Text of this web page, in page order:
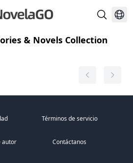
& Novels Collection
Términos de servicio
autor Contáctanos